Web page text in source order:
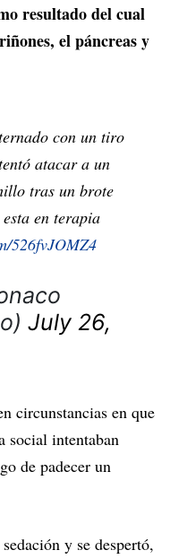
resultado del cual
el páncreas y
con un tiro
atacar a un
tras un brote
en terapia
526fvJOMZ4
July 26,
circunstancias en que
social intentaban
de padecer un
y se despertó,